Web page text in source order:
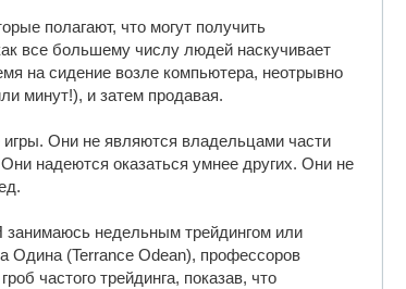
полагают, что могут получить
все большему числу людей наскучивает
на сидение возле компьютера, неотрывно
минут!), и затем продавая.
Они не являются владельцами части
надеются оказаться умнее других. Они не
недельным трейдингом или
Одина (Terrance Odean), профессоров
частого трейдинга, показав, что